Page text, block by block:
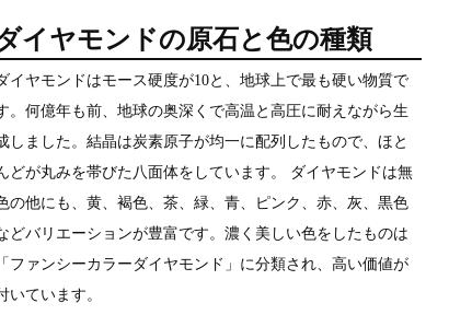
イヤモンドの原石と色の種類
イヤモンドはモース硬度が10と、地球上で最も硬い物質で
。何億年も前、地球の奥深くで高温と高圧に耐えながら生
しました。結晶は炭素原子が均一に配列したもので、ほと
どが丸みを帯びた八面体をしています。 ダイヤモンドは無
の他にも、黄、褐色、茶、緑、青、ピンク、赤、灰、黒色
どバリエーションが豊富です。濃く美しい色をしたものは
「ファンシーカラーダイヤモンド」に分類され、高い価値が
いています。